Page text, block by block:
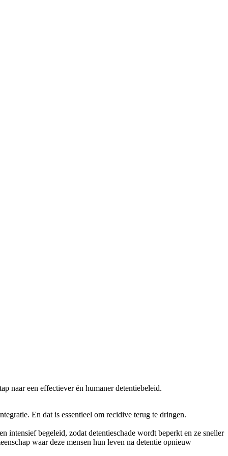
naar een effectiever én humaner detentiebeleid.
En dat is essentieel om recidive terug te dringen.
intensief begeleid, zodat detentieschade wordt beperkt en ze sneller
waar deze mensen hun leven na detentie opnieuw